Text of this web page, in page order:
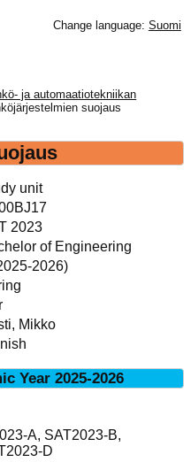
Change language: Suomi
ja automaatiotekniikan
suojaus
unit
2023
of Engineering
2026)
Mikko
Year 2025-2026
A, SAT2023-B,
D